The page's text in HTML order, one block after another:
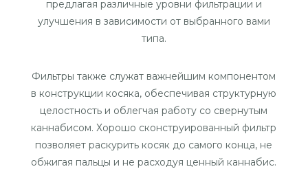
предлагая различные уровни фильтрации и
улучшения в зависимости от выбранного вами
типа.
Фильтры также служат важнейшим компонентом
в конструкции косяка, обеспечивая структурную
целостность и облегчая работу со свернутым
каннабисом. Хорошо сконструированный фильтр
позволяет раскурить косяк до самого конца, не
обжигая пальцы и не расходуя ценный каннабис.